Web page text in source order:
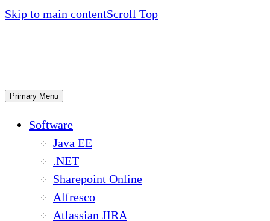
Skip to main contentScroll Top
Primary Menu
Software
Java EE
.NET
Sharepoint Online
Alfresco
Atlassian JIRA